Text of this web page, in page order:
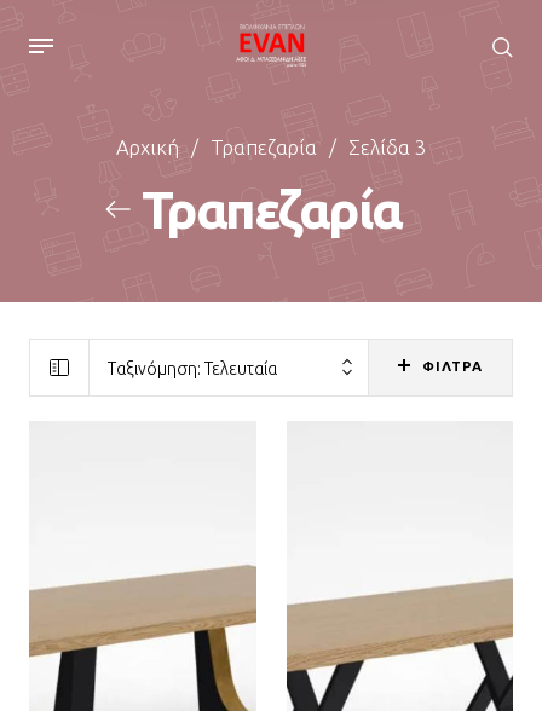
Αρχική / Τραπεζαρία / Σελίδα 3
Τραπεζαρία
Ταξινόμηση: Τελευταία ΦΙΛΤΡΑ